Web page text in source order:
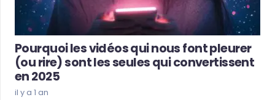
Pourquoi les vidéos qui nous font pleurer
(ou rire) sont les seules qui convertissent
en 2025
il y a 1 an